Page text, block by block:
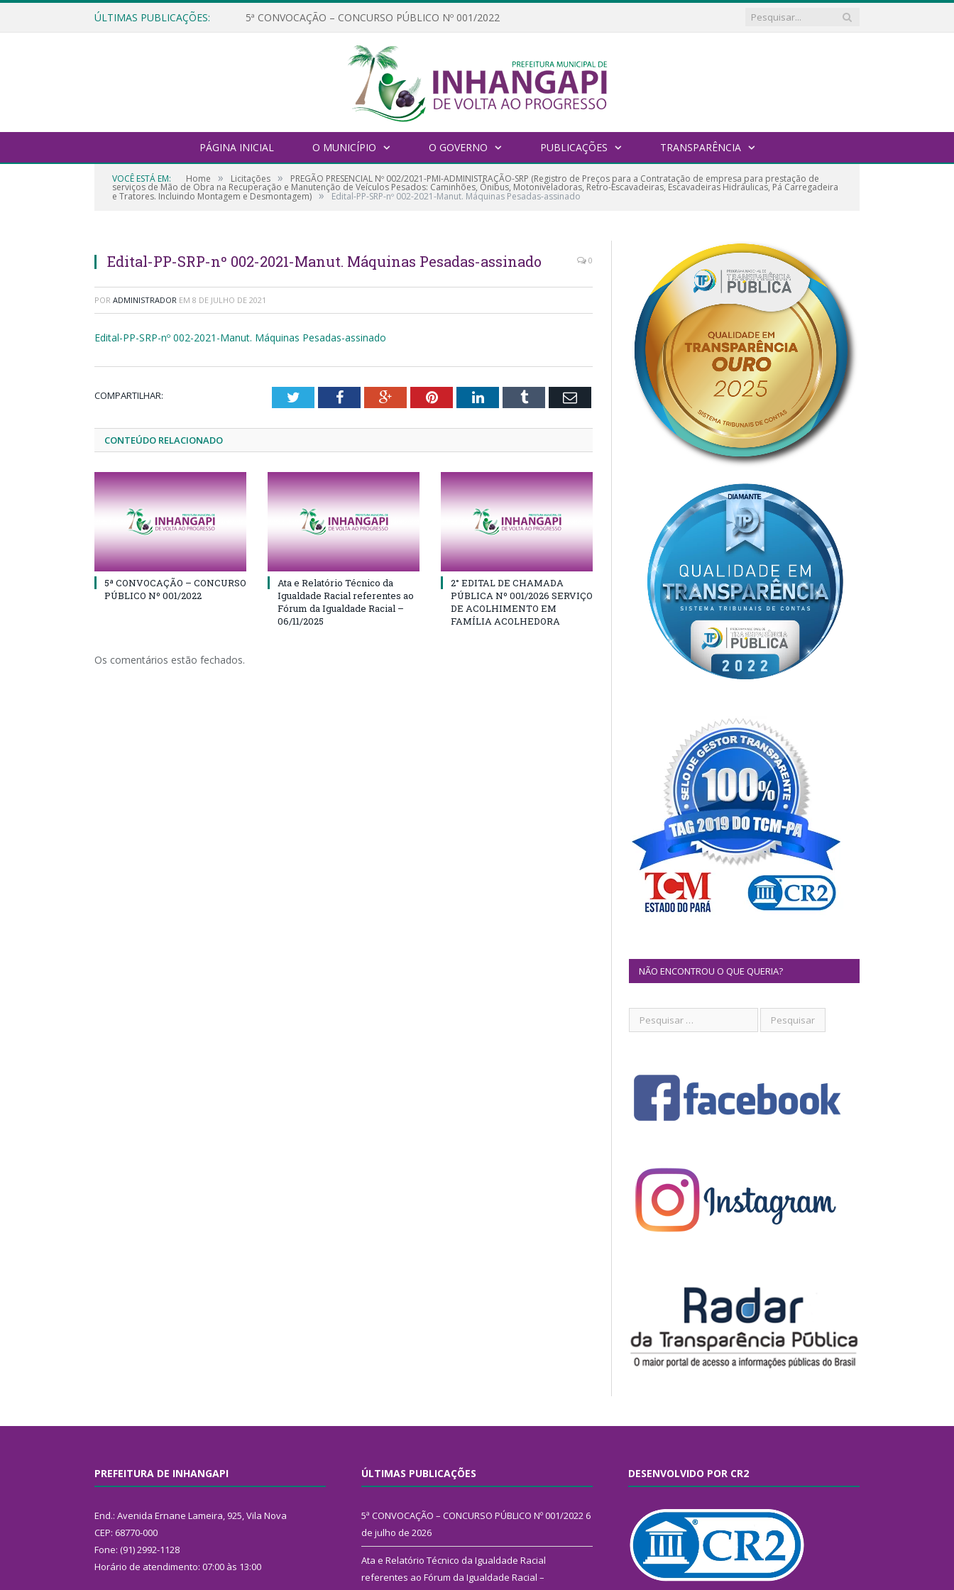
ÚLTIMAS PUBLICAÇÕES: 5ª CONVOCAÇÃO – CONCURSO PÚBLICO Nº 001/2022
PÁGINA INICIAL O MUNICÍPIO O GOVERNO PUBLICAÇÕES TRANSPARÊNCIA
VOCÊ ESTÁ EM: Home » Licitações » PREGÃO PRESENCIAL Nº 002/2021-PMI-ADMINISTRAÇÃO-SRP (Registro de Preços para a Contratação de empresa para prestação de
serviços de Mão de Obra na Recuperação e Manutenção de Veículos Pesados: Caminhões, Ônibus, Motoniveladoras, Retro-Escavadeiras, Escavadeiras Hidráulicas, Pá Carregadeira
e Tratores. Incluindo Montagem e Desmontagem) » Edital-PP-SRP-nº 002-2021-Manut. Máquinas Pesadas-assinado
Edital-PP-SRP-nº 002-2021-Manut. Máquinas Pesadas-assinado 0
POR ADMINISTRADOR EM 8 DE JULHO DE 2021
Edital-PP-SRP-nº 002-2021-Manut. Máquinas Pesadas-assinado
COMPARTILHAR: TwitterFacebookGoogle+PinterestLinkedInTumblr Email
CONTEÚDO RELACIONADO
5ª CONVOCAÇÃO – CONCURSO
PÚBLICO Nº 001/2022
Ata e Relatório Técnico da
Igualdade Racial referentes ao
Fórum da Igualdade Racial –
06/11/2025
2° EDITAL DE CHAMADA
PÚBLICA Nº 001/2026 SERVIÇO
DE ACOLHIMENTO EM
FAMÍLIA ACOLHEDORA
Os comentários estão fechados.
NÃO ENCONTROU O QUE QUERIA?
PREFEITURA DE INHANGAPI
End.: Avenida Ernane Lameira, 925, Vila Nova
CEP: 68770-000
Fone: (91) 2992-1128
Horário de atendimento: 07:00 às 13:00
ÚLTIMAS PUBLICAÇÕES
5ª CONVOCAÇÃO – CONCURSO PÚBLICO Nº 001/2022 6
de julho de 2026
Ata e Relatório Técnico da Igualdade Racial
referentes ao Fórum da Igualdade Racial –
DESENVOLVIDO POR CR2